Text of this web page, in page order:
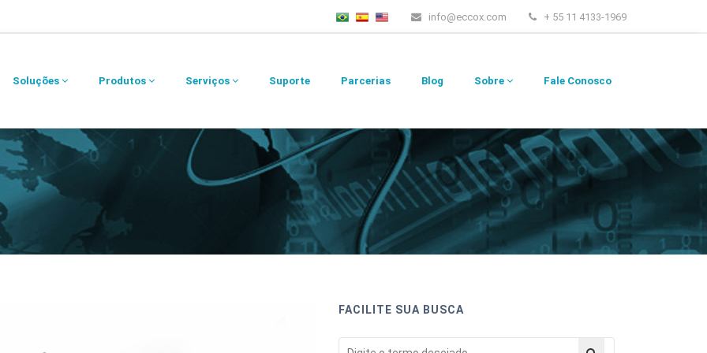
info@eccox.com + 55 11 4133-1969
Soluções Produtos Serviços Suporte Parcerias Blog Sobre Fale Conosco
FACILITE SUA BUSCA